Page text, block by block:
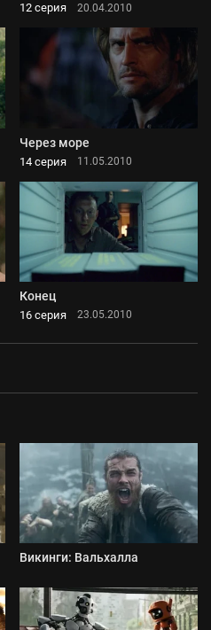
12 серия 20.04.2010
Через море
14 серия 11.05.2010
Конец
16 серия 23.05.2010
Викинги: Вальхалла